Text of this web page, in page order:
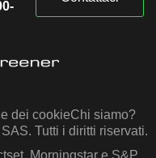
dei cookieChi siamo?
Tutti i diritti riservati.
Morningstar e S&P